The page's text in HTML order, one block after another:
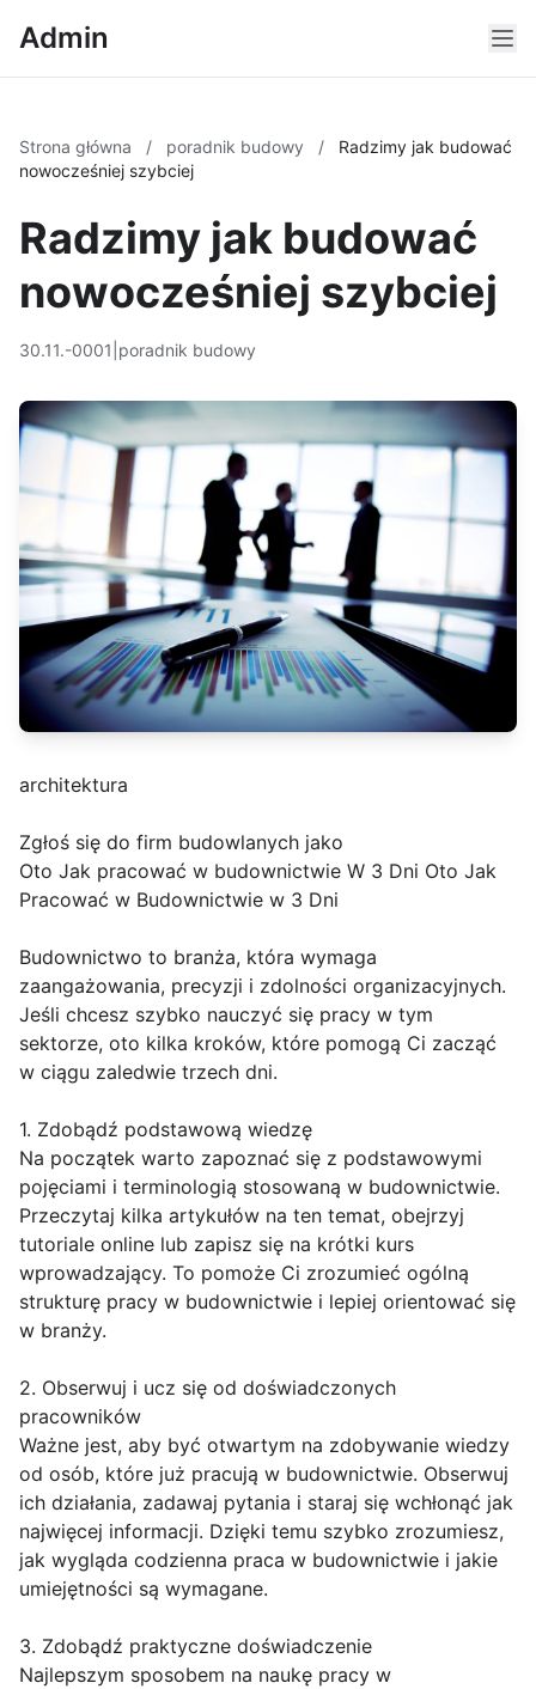
Admin
Strona główna / poradnik budowy /
Radzimy jak budować
nowocześniej szybciej
Radzimy jak budować
nowocześniej szybciej
30.11.-0001 poradnik budowy
architektura
Zgłoś się do firm budowlanych jako
Oto Jak pracować w budownictwie W 3 Dni Oto Jak
Pracować w Budownictwie w 3 Dni
Budownictwo to branża, która wymaga
zaangażowania, precyzji i zdolności organizacyjnych.
Jeśli chcesz szybko nauczyć się pracy w tym
sektorze, oto kilka kroków, które pomogą Ci zacząć
w ciągu zaledwie trzech dni.
1. Zdobądź podstawową wiedzę
Na początek warto zapoznać się z podstawowymi
pojęciami i terminologią stosowaną w budownictwie.
Przeczytaj kilka artykułów na ten temat, obejrzyj
tutoriale online lub zapisz się na krótki kurs
wprowadzający. To pomoże Ci zrozumieć ogólną
strukturę pracy w budownictwie i lepiej orientować się
w branży.
2. Obserwuj i ucz się od doświadczonych
pracowników
Ważne jest, aby być otwartym na zdobywanie wiedzy
od osób, które już pracują w budownictwie. Obserwuj
ich działania, zadawaj pytania i staraj się wchłonąć jak
najwięcej informacji. Dzięki temu szybko zrozumiesz,
jak wygląda codzienna praca w budownictwie i jakie
umiejętności są wymagane.
3. Zdobądź praktyczne doświadczenie
Najlepszym sposobem na naukę pracy w